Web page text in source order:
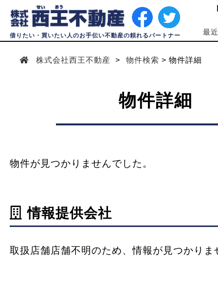
借りたい・買いたい人のお手伝い不動産の頼れるパートナー 最
株式会社西王不動産 物件検索 物件詳細
物件詳細
物件が見つかりませんでした。
情報提供会社
取扱店舗店舗不明のため、情報が見つかりま